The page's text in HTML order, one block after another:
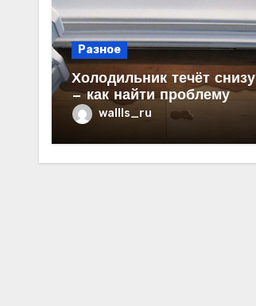
Разное
Холодильник течёт снизу
— как найти проблему
wallls_ru